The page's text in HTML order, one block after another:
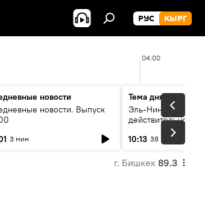
РУС КЫРГ
04:00
новости
новости. Выпуск
3 мин
Тема дня
Эль-Ниньо, жара и
действительно
погоду в
10:13 38 мин
г. Бишкек 89.3